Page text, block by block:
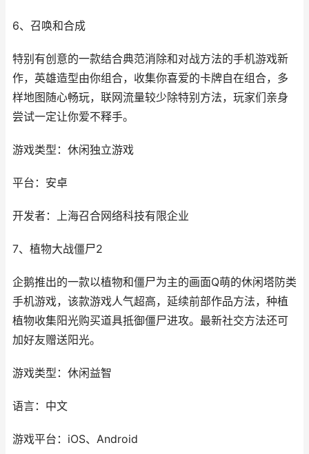
6、召唤和合成
特别有创意的一款结合典范消除和对战方法的手机游戏新
作，英雄造型由你组合，收集你喜爱的卡牌自在组合，多
样地图随心畅玩，联网流量较少除特别方法，玩家们亲身
尝试一定让你爱不释手。
游戏类型：休闲独立游戏
平台：安卓
开发者：上海召合网络科技有限企业
7、植物大战僵尸2
企鹅推出的一款以植物和僵尸为主的画面Q萌的休闲塔防类
手机游戏，该款游戏人气超高，延续前部作品方法，种植
植物收集阳光购买道具抵御僵尸进攻。最新社交方法还可
加好友赠送阳光。
游戏类型：休闲益智
语言：中文
游戏平台：iOS、Android